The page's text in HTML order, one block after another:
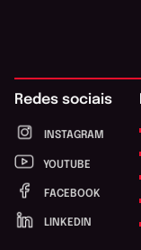
Redes sociais
INSTAGRAM
YOUTUBE
FACEBOOK
LINKEDIN